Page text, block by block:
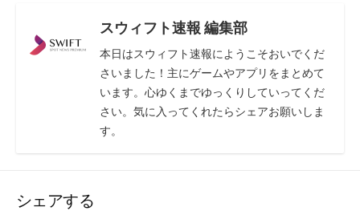
る
スウィフト速報 編集部
本日はスウィフト速報にようこそおいでくだ
さいました！主にゲームやアプリをまとめて
います。心ゆくまでゆっくりしていってくだ
さい。気に入ってくれたらシェアお願いしま
す。
シェアする